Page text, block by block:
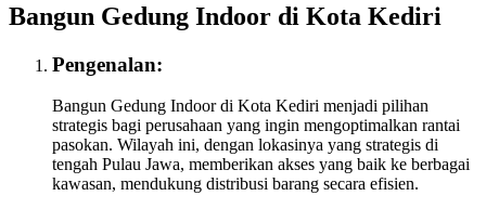
Bangun Gedung Indoor di Kota Kediri
Pengenalan:
Bangun Gedung Indoor di Kota Kediri menjadi pilihan
strategis bagi perusahaan yang ingin mengoptimalkan rantai
pasokan. Wilayah ini, dengan lokasinya yang strategis di
tengah Pulau Jawa, memberikan akses yang baik ke berbagai
kawasan, mendukung distribusi barang secara efisien.